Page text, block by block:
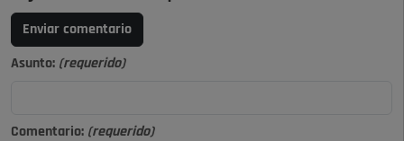
Enviar comentario
Asunto: (requerido)
Comentario: (requerido)